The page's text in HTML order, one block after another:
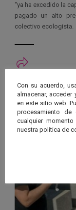
“ya ha excedido la
pagado un alto
colectivo ecologista.
Últimas
Con su acuerdo,
almacenar,
en este sitio web.
procesamiento
cualquier
nuestra política de